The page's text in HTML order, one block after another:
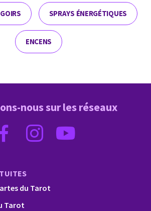
SPRAYS ÉNERGÉTIQUES
ENCENS
du Tarot
Tarot
nous sur les réseaux